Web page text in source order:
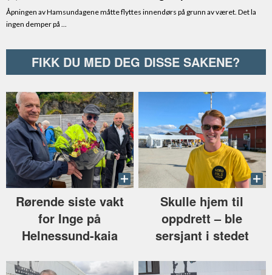
FIKK DU MED DEG DISSE SAKENE?
Rørende siste vakt
for Inge på
Helnessund-kaia
Skulle hjem til
oppdrett –⁠ ble
sersjant i stedet